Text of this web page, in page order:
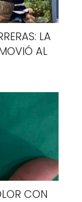
son
tremendos
LA
AL
CON